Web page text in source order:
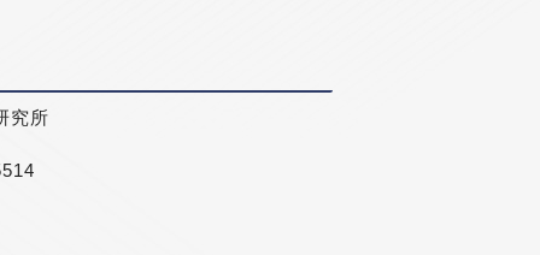
究所